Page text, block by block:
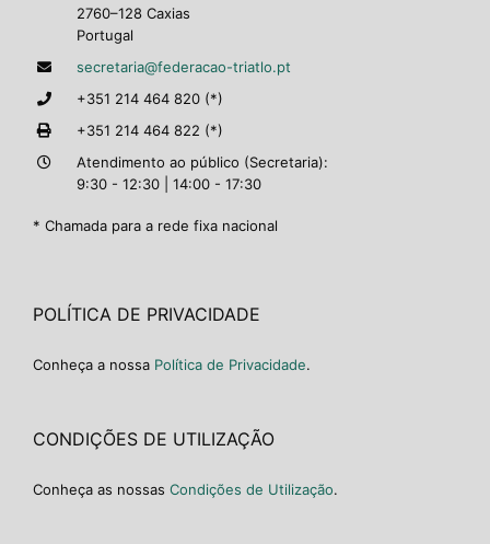
2760–128 Caxias
Portugal
secretaria@federacao-triatlo.pt
+351 214 464 820 (*)
+351 214 464 822 (*)
Atendimento ao público (Secretaria):
9:30 - 12:30 | 14:00 - 17:30
* Chamada para a rede fixa nacional
POLÍTICA DE PRIVACIDADE
Conheça a nossa Política de Privacidade.
CONDIÇÕES DE UTILIZAÇÃO
Conheça as nossas Condições de Utilização.